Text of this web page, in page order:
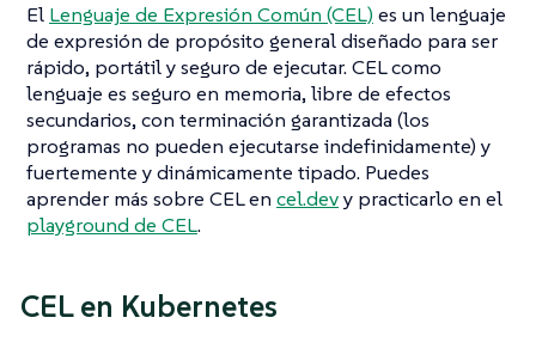
El Lenguaje de Expresión Común (CEL) es un lenguaje
de expresión de propósito general diseñado para ser
rápido, portátil y seguro de ejecutar. CEL como
lenguaje es seguro en memoria, libre de efectos
secundarios, con terminación garantizada (los
programas no pueden ejecutarse indefinidamente) y
fuertemente y dinámicamente tipado. Puedes
aprender más sobre CEL en cel.devy practicarlo en el
playground de CEL.
CEL en Kubernetes